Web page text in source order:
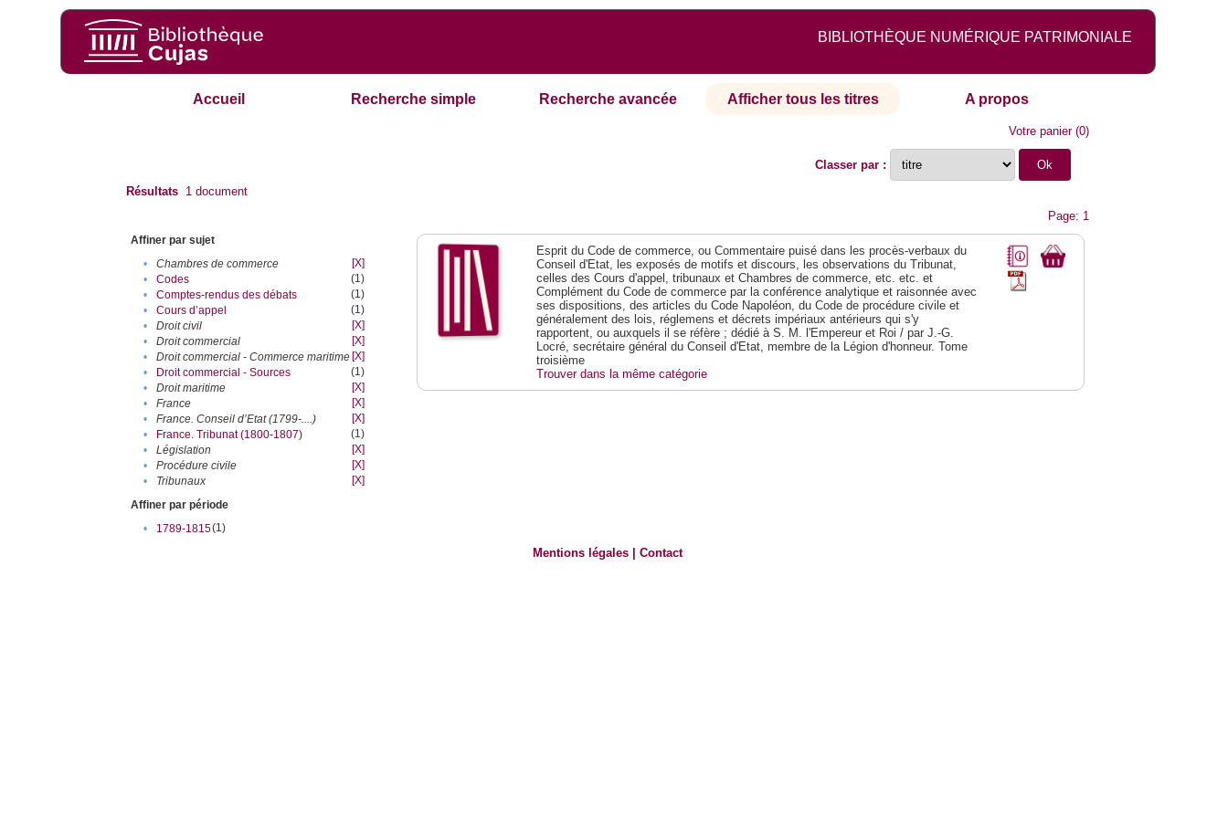
BIBLIOTHÈQUE NUMÉRIQUE PATRIMONIALE
Accueil Recherche simple Recherche avancée Afficher tous les titres A propos
Votre panier(0)
Classer par :
Résultats 1 document
Page: 1
Affiner par sujet
•
Chambres de commerce
[X]
•
Codes
(1)
•
Comptes-rendus des débats
(1)
•
Cours d’appel
(1)
•
Droit civil
[X]
•
Droit commercial
[X]
•
Droit commercial - Commerce maritime [X]
•
Droit commercial - Sources
(1)
•
Droit maritime
[X]
•
France
[X]
•
France. Conseil d’Etat (1799-....)
[X]
•
France. Tribunat (1800-1807)
(1)
•
Législation
[X]
•
Procédure civile
[X]
•
Tribunaux
[X]
Affiner par période
•
1789-1815(1)
Esprit du Code de commerce, ou Commentaire puisé dans les procès-verbaux du
Conseil d'Etat, les exposés de motifs et discours, les observations du Tribunat,
celles des Cours d'appel, tribunaux et Chambres de commerce, etc. etc. et
Complément du Code de commerce par la conférence analytique et raisonnée avec
ses dispositions, des articles du Code Napoléon, du Code de procédure civile et
généralement des lois, réglemens et décrets impériaux antérieurs qui s'y
rapportent, ou auxquels il se réfère ; dédié à S. M. l'Empereur et Roi / par J.-G.
Locré, secrétaire général du Conseil d'Etat, membre de la Légion d'honneur. Tome
troisième
Trouver dans la même catégorie
Mentions légales |Contact